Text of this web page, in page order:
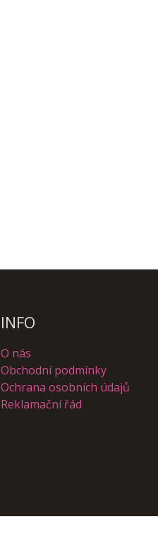
INFO
O nás
Obchodní podmínky
Ochrana osobních údajů
Reklamační řád